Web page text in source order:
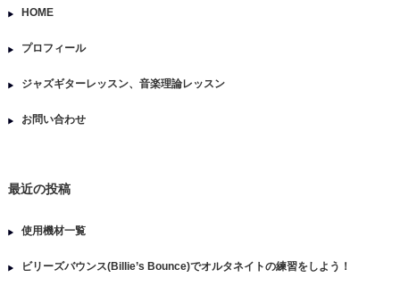
HOME
プロフィール
ジャズギターレッスン、音楽理論レッスン
お問い合わせ
最近の投稿
使用機材一覧
ビリーズバウンス(Billie’s Bounce)でオルタネイトの練習をしよう！